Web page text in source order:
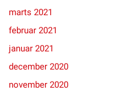
marts 2021
februar 2021
januar 2021
december 2020
november 2020